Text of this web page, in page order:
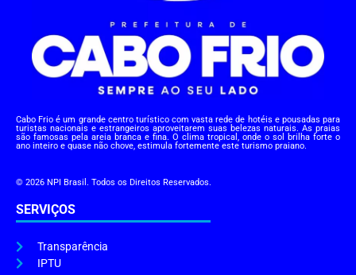
Cabo Frio é um grande centro turístico com vasta rede de hotéis e pousadas para
turistas nacionais e estrangeiros aproveitarem suas belezas naturais. As praias
são famosas pela areia branca e fina. O clima tropical, onde o sol brilha forte o
ano inteiro e quase não chove, estimula fortemente este turismo praiano.
© 2026 NPI Brasil. Todos os Direitos Reservados.
SERVIÇOS
Transparência
IPTU